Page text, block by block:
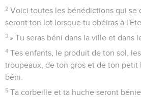
2 Voici toutes les bénédictions qui se
seront ton lot lorsque tu obéiras à
3 » Tu seras béni dans la ville et dans
4 Tes enfants, le produit de ton sol,
troupeaux, de ton gros et de ton petit
béni.
5 Ta corbeille et ta huche seront